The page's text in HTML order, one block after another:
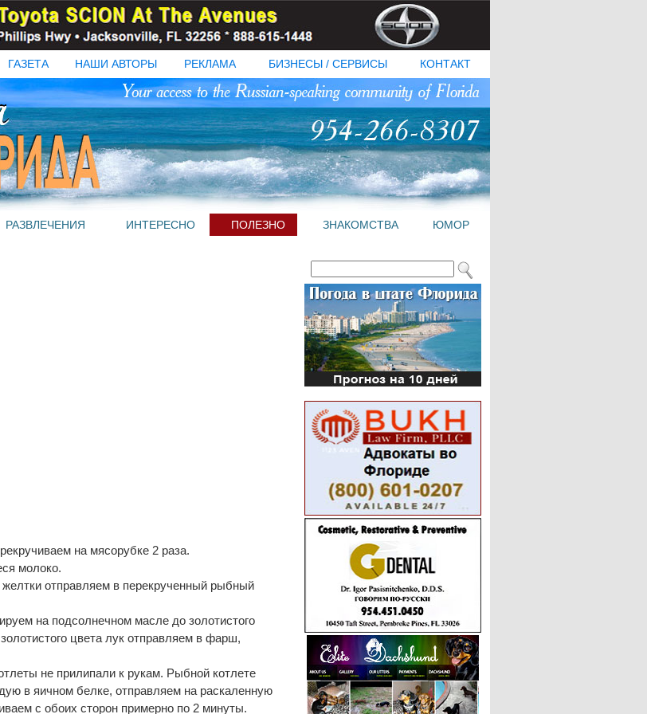
ГАЗЕТА НАШИ АВТОРЫ РЕКЛАМА БИЗНЕСЫ / СЕРВИСЫ КОНТАКТ
РАЗВЛЕЧЕНИЯ ИНТЕРЕСНО ПОЛЕЗНО ЗНАКОМСТВА ЮМОР
на мясорубке 2 раза.
молоко.
отправляем в перекрученный рыбный
на подсолнечном масле до золотистого
цвета лук отправляем в фарш,
не прилипали к рукам. Рыбной котлете
в яичном белке, отправляем на раскаленную
с обоих сторон примерно по 2 минуты.